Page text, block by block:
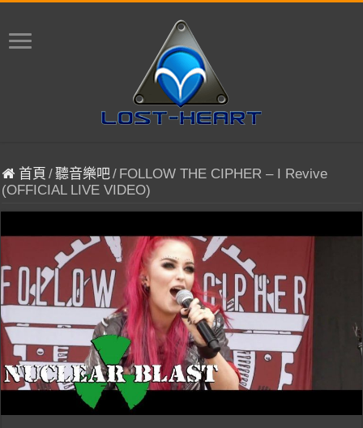
首頁 /聽音樂吧/ FOLLOW THE CIPHER – I Revive
(OFFICIAL LIVE VIDEO)